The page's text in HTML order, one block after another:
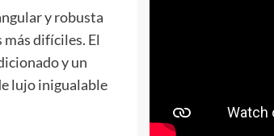
y robusta
difíciles. El
y un
lujo inigualable